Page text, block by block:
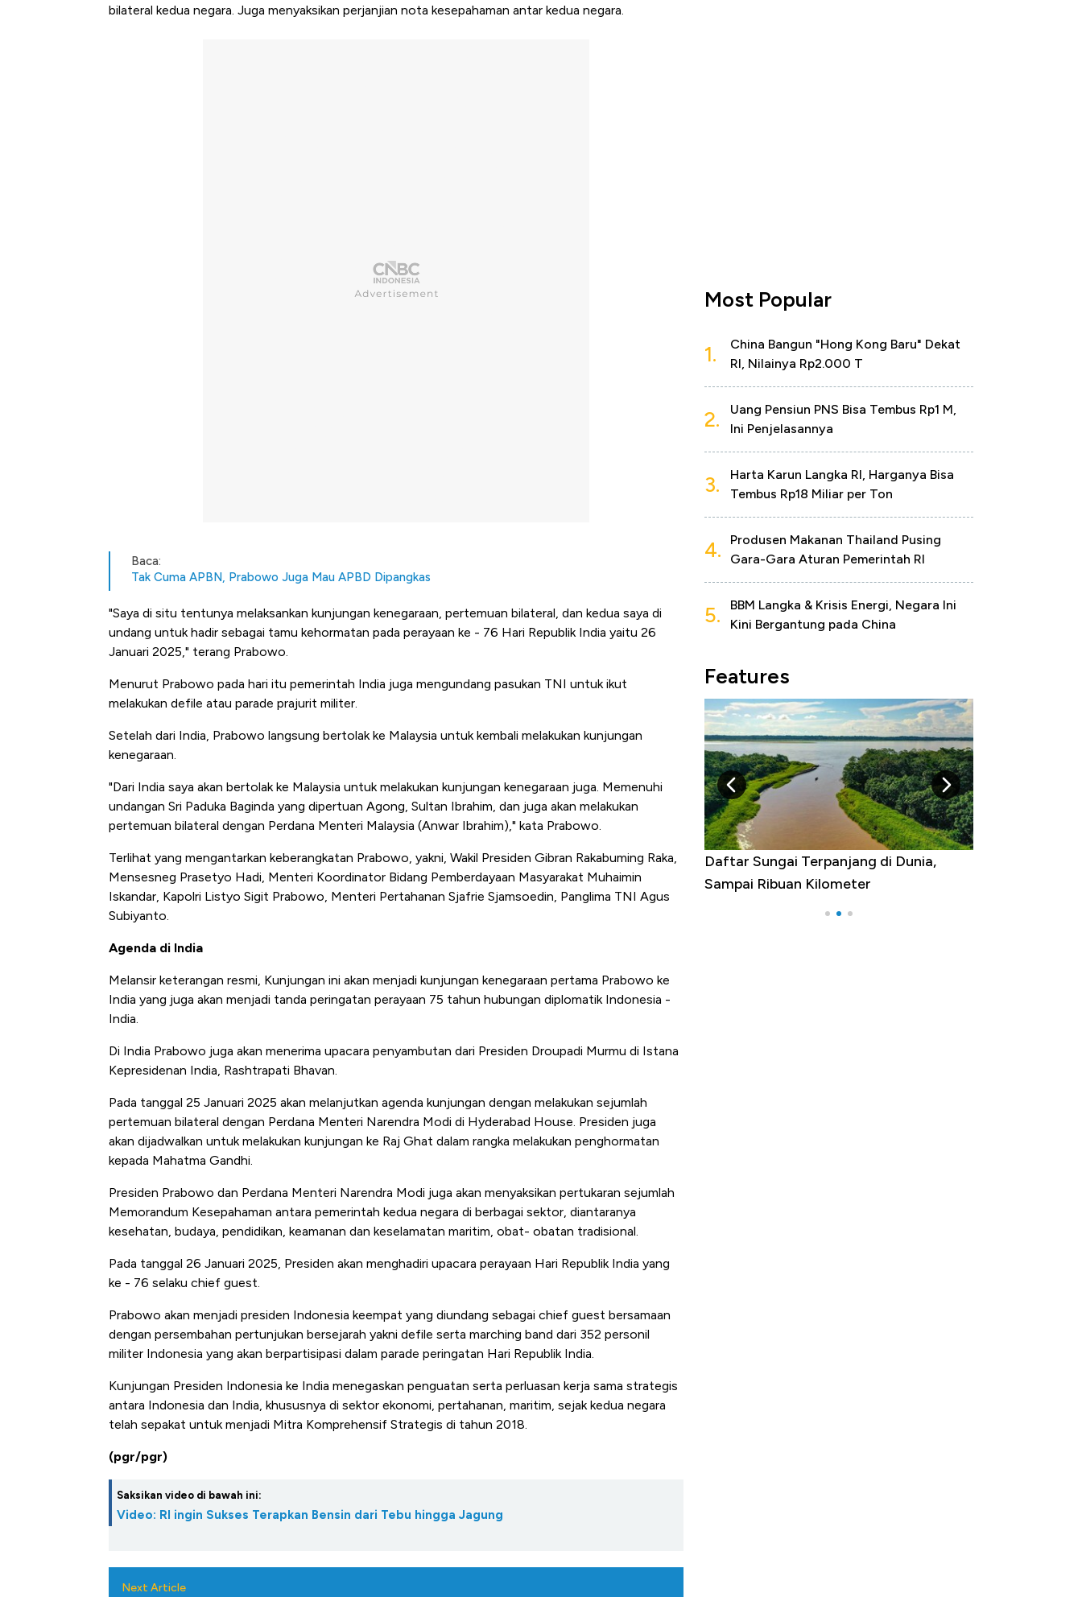
bilateral kedua negara. Juga menyaksikan perjanjian nota kesepahaman antar kedua negara.
Baca:
Tak Cuma APBN, Prabowo Juga Mau APBD Dipangkas
"Saya di situ tentunya melaksankan kunjungan kenegaraan, pertemuan bilateral, dan kedua saya di
undang untuk hadir sebagai tamu kehormatan pada perayaan ke - 76 Hari Republik India yaitu 26
Januari 2025," terang Prabowo.
Menurut Prabowo pada hari itu pemerintah India juga mengundang pasukan TNI untuk ikut
melakukan defile atau parade prajurit militer.
Setelah dari India, Prabowo langsung bertolak ke Malaysia untuk kembali melakukan kunjungan
kenegaraan.
"Dari India saya akan bertolak ke Malaysia untuk melakukan kunjungan kenegaraan juga. Memenuhi
undangan Sri Paduka Baginda yang dipertuan Agong, Sultan Ibrahim, dan juga akan melakukan
pertemuan bilateral dengan Perdana Menteri Malaysia (Anwar Ibrahim)," kata Prabowo.
Terlihat yang mengantarkan keberangkatan Prabowo, yakni, Wakil Presiden Gibran Rakabuming Raka,
Mensesneg Prasetyo Hadi, Menteri Koordinator Bidang Pemberdayaan Masyarakat Muhaimin
Iskandar, Kapolri Listyo Sigit Prabowo, Menteri Pertahanan Sjafrie Sjamsoedin, Panglima TNI Agus
Subiyanto.
Agenda di India
Melansir keterangan resmi, Kunjungan ini akan menjadi kunjungan kenegaraan pertama Prabowo ke
India yang juga akan menjadi tanda peringatan perayaan 75 tahun hubungan diplomatik Indonesia -
India.
Di India Prabowo juga akan menerima upacara penyambutan dari Presiden Droupadi Murmu di Istana
Kepresidenan India, Rashtrapati Bhavan.
Pada tanggal 25 Januari 2025 akan melanjutkan agenda kunjungan dengan melakukan sejumlah
pertemuan bilateral dengan Perdana Menteri Narendra Modi di Hyderabad House. Presiden juga
akan dijadwalkan untuk melakukan kunjungan ke Raj Ghat dalam rangka melakukan penghormatan
kepada Mahatma Gandhi.
Presiden Prabowo dan Perdana Menteri Narendra Modi juga akan menyaksikan pertukaran sejumlah
Memorandum Kesepahaman antara pemerintah kedua negara di berbagai sektor, diantaranya
kesehatan, budaya, pendidikan, keamanan dan keselamatan maritim, obat- obatan tradisional.
Pada tanggal 26 Januari 2025, Presiden akan menghadiri upacara perayaan Hari Republik India yang
ke - 76 selaku chief guest.
Prabowo akan menjadi presiden Indonesia keempat yang diundang sebagai chief guest bersamaan
dengan persembahan pertunjukan bersejarah yakni defile serta marching band dari 352 personil
militer Indonesia yang akan berpartisipasi dalam parade peringatan Hari Republik India.
Kunjungan Presiden Indonesia ke India menegaskan penguatan serta perluasan kerja sama strategis
antara Indonesia dan India, khususnya di sektor ekonomi, pertahanan, maritim, sejak kedua negara
telah sepakat untuk menjadi Mitra Komprehensif Strategis di tahun 2018.
(pgr/pgr)
Saksikan video di bawah ini:
Video: RI ingin Sukses Terapkan Bensin dari Tebu hingga Jagung
Next Article
Most Popular
1.
China Bangun "Hong Kong Baru" Dekat
RI, Nilainya Rp2.000 T
2.
Uang Pensiun PNS Bisa Tembus Rp1 M,
Ini Penjelasannya
3.
Harta Karun Langka RI, Harganya Bisa
Tembus Rp18 Miliar per Ton
4.
Produsen Makanan Thailand Pusing
Gara-Gara Aturan Pemerintah RI
5.
BBM Langka & Krisis Energi, Negara Ini
Kini Bergantung pada China
Features
Begini Cara Korsel atasi Panas Tanpa AC
di Jaman Dulu
Daftar Sungai Terpanjang di Dunia,
Sampai Ribuan Kilometer